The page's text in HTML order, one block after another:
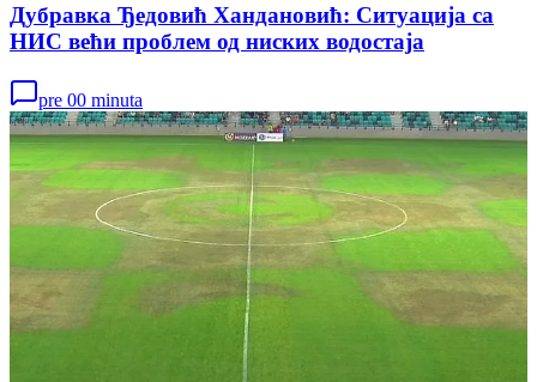
Дубравка Ђедовић Хандановић: Ситуација са
НИС већи проблем од ниских водостаја
pre 00 minuta